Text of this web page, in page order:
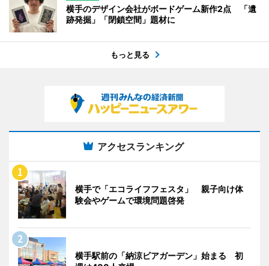
横手のデザイン会社がボードゲーム新作2点 「遺
跡発掘」「閉鎖空間」題材に
もっと見る
アクセスランキング
横手で「エコライフフェスタ」 親子向け体
験会やゲームで環境問題啓発
横手駅前の「納涼ビアガーデン」始まる 初